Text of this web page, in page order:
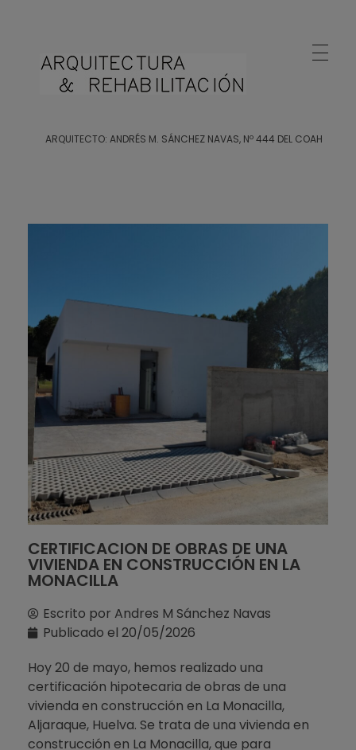
ARQUITECTO: ANDRÉS M. SÁNCHEZ NAVAS, Nº 444 DEL COAH
CERTIFICACION DE OBRAS DE UNA
VIVIENDA EN CONSTRUCCIÓN EN LA
MONACILLA
Escrito por Andres M Sánchez Navas
Publicado el 20/05/2026
Hoy 20 de mayo, hemos realizado una
certificación hipotecaria de obras de una
vivienda en construcción en La Monacilla,
Aljaraque, Huelva. Se trata de una vivienda en
construcción en La Monacilla, que para